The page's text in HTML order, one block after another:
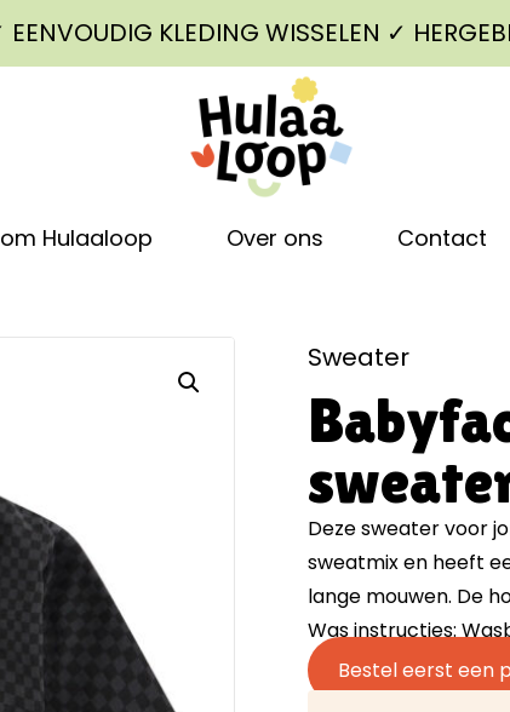
KLEDING WISSELEN ✓
Hulaaloop Over ons Contact
Sweater
Deze sweater voor
sweatmix en heeft
lange mouwen. De
Was instructies:
Bestel eerst een